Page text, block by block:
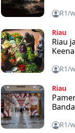
R1/
Riau
Riau
R1/
Riau
R1/